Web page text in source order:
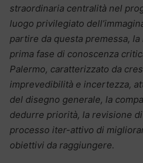
straordinaria centralità nel
luogo privilegiato
partire da questa premessa,
prima fase di conoscenza
Palermo, caratterizzato da
imprevedibilità e incertezza,
del disegno generale, la
dedurre priorità, la revisione
processo iter-attivo di
obiettivi da raggiungere.